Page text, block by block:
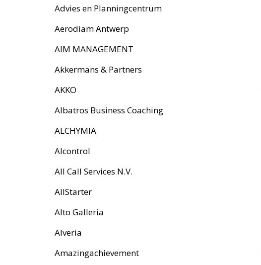
Advies en Planningcentrum
Aerodiam Antwerp
AIM MANAGEMENT
Akkermans & Partners
AKKO
Albatros Business Coaching
ALCHYMIA
Alcontrol
All Call Services N.V.
AllStarter
Alto Galleria
Alveria
Amazingachievement